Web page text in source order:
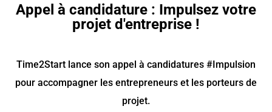
Appel à candidature : Impulsez votre
projet d'entreprise !
Time2Start lance son appel à candidatures #Impulsion
pour accompagner les entrepreneurs et les porteurs de
projet.